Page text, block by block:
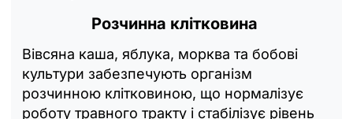
Розчинна клітковина
Вівсяна каша, яблука, морква та бобові
культури забезпечують організм
розчинною клітковиною, що нормалізує
роботу травного тракту і стабілізує рівень